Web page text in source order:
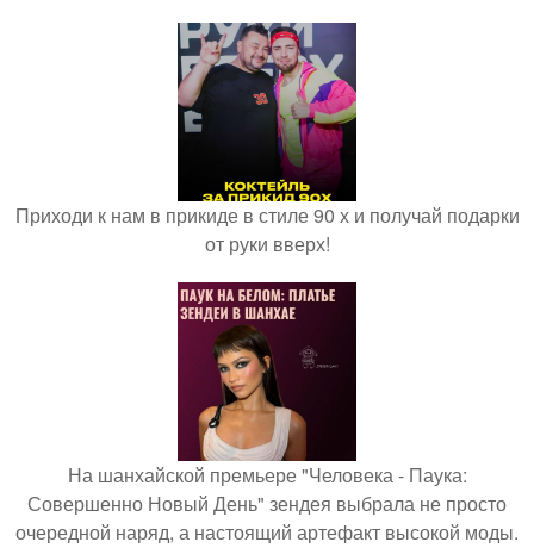
Приходи к нам в прикиде в стиле 90 х и получай подарки
от руки вверх!
На шанхайской премьере "Человека - Паука:
Совершенно Новый День" зендея выбрала не просто
очередной наряд, а настоящий артефакт высокой моды.